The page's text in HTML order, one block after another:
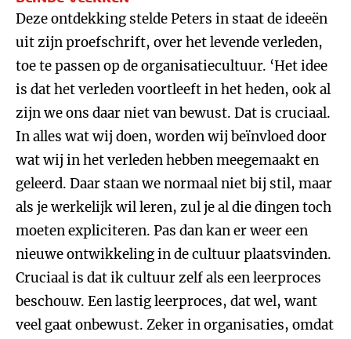
Deze ontdekking stelde Peters in staat de ideeën
uit zijn proefschrift, over het levende verleden,
toe te passen op de organisatiecultuur. ‘Het idee
is dat het verleden voortleeft in het heden, ook al
zijn we ons daar niet van bewust. Dat is cruciaal.
In alles wat wij doen, worden wij beïnvloed door
wat wij in het verleden hebben meegemaakt en
geleerd. Daar staan we normaal niet bij stil, maar
als je werkelijk wil leren, zul je al die dingen toch
moeten expliciteren. Pas dan kan er weer een
nieuwe ontwikkeling in de cultuur plaatsvinden.
Cruciaal is dat ik cultuur zelf als een leerproces
beschouw. Een lastig leerproces, dat wel, want
veel gaat onbewust. Zeker in organisaties, omdat